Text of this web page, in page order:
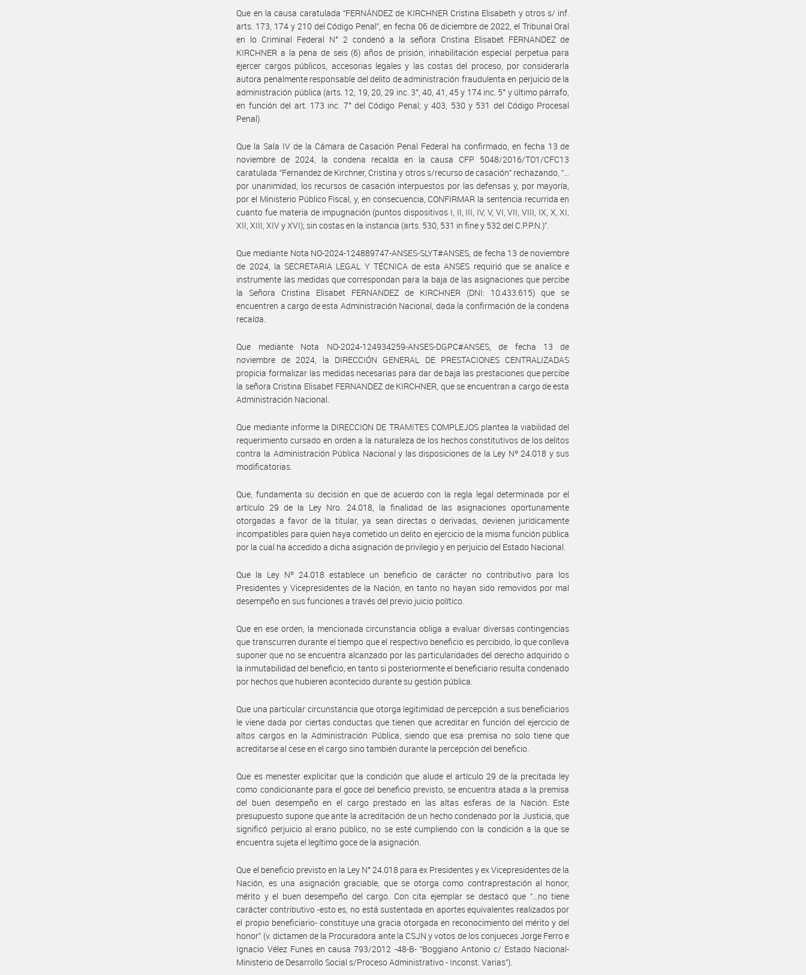
Que en la causa caratulada “FERNÁNDEZ de KIRCHNER Cristina Elisabeth y otros s/ inf.
arts. 173, 174 y 210 del Código Penal”, en fecha 06 de diciembre de 2022, el Tribunal Oral
en lo Criminal Federal N° 2 condenó a la señora Cristina Elisabet FERNANDEZ de
KIRCHNER a la pena de seis (6) años de prisión, inhabilitación especial perpetua para
ejercer cargos públicos, accesorias legales y las costas del proceso, por considerarla
autora penalmente responsable del delito de administración fraudulenta en perjuicio de la
administración pública (arts. 12, 19, 20, 29 inc. 3°, 40, 41, 45 y 174 inc. 5° y último párrafo,
en función del art. 173 inc. 7° del Código Penal; y 403, 530 y 531 del Código Procesal
Penal).
Que la Sala IV de la Cámara de Casación Penal Federal ha confirmado, en fecha 13 de
noviembre de 2024, la condena recaída en la causa CFP 5048/2016/TO1/CFC13
caratulada “Fernandez de Kirchner, Cristina y otros s/recurso de casación” rechazando, “…
por unanimidad, los recursos de casación interpuestos por las defensas y, por mayoría,
por el Ministerio Público Fiscal, y, en consecuencia, CONFIRMAR la sentencia recurrida en
cuanto fue materia de impugnación (puntos dispositivos I, II, III, IV, V, VI, VII, VIII, IX, X, XI,
XII, XIII, XIV y XVI); sin costas en la instancia (arts. 530, 531 in fine y 532 del C.P.P.N.)”.
Que mediante Nota NO-2024-124889747-ANSES-SLYT#ANSES, de fecha 13 de noviembre
de 2024, la SECRETARIA LEGAL Y TÉCNICA de esta ANSES requirió que se analice e
instrumente las medidas que correspondan para la baja de las asignaciones que percibe
la Señora Cristina Elisabet FERNANDEZ de KIRCHNER (DNI: 10.433.615) que se
encuentren a cargo de esta Administración Nacional, dada la confirmación de la condena
recaída.
Que mediante Nota NO-2024-124934259-ANSES-DGPC#ANSES, de fecha 13 de
noviembre de 2024, la DIRECCIÓN GENERAL DE PRESTACIONES CENTRALIZADAS
propicia formalizar las medidas necesarias para dar de baja las prestaciones que percibe
la señora Cristina Elisabet FERNANDEZ de KIRCHNER, que se encuentran a cargo de esta
Administración Nacional.
Que mediante informe la DIRECCION DE TRAMITES COMPLEJOS plantea la viabilidad del
requerimiento cursado en orden a la naturaleza de los hechos constitutivos de los delitos
contra la Administración Pública Nacional y las disposiciones de la Ley Nº 24.018 y sus
modificatorias.
Que, fundamenta su decisión en que de acuerdo con la regla legal determinada por el
artículo 29 de la Ley Nro. 24.018, la finalidad de las asignaciones oportunamente
otorgadas a favor de la titular, ya sean directas o derivadas, devienen jurídicamente
incompatibles para quien haya cometido un delito en ejercicio de la misma función pública
por la cual ha accedido a dicha asignación de privilegio y en perjuicio del Estado Nacional.
Que la Ley Nº 24.018 establece un beneficio de carácter no contributivo para los
Presidentes y Vicepresidentes de la Nación, en tanto no hayan sido removidos por mal
desempeño en sus funciones a través del previo juicio político.
Que en ese orden, la mencionada circunstancia obliga a evaluar diversas contingencias
que transcurren durante el tiempo que el respectivo beneficio es percibido, lo que conlleva
suponer que no se encuentra alcanzado por las particularidades del derecho adquirido o
la inmutabilidad del beneficio, en tanto si posteriormente el beneficiario resulta condenado
por hechos que hubieren acontecido durante su gestión pública.
Que una particular circunstancia que otorga legitimidad de percepción a sus beneficiarios
le viene dada por ciertas conductas que tienen que acreditar en función del ejercicio de
altos cargos en la Administración Pública, siendo que esa premisa no solo tiene que
acreditarse al cese en el cargo sino también durante la percepción del beneficio.
Que es menester explicitar que la condición que alude el artículo 29 de la precitada ley
como condicionante para el goce del beneficio previsto, se encuentra atada a la premisa
del buen desempeño en el cargo prestado en las altas esferas de la Nación. Este
presupuesto supone que ante la acreditación de un hecho condenado por la Justicia, que
significó perjuicio al erario público, no se esté cumpliendo con la condición a la que se
encuentra sujeta el legítimo goce de la asignación.
Que el beneficio previsto en la Ley N° 24.018 para ex Presidentes y ex Vicepresidentes de la
Nación, es una asignación graciable, que se otorga como contraprestación al honor,
mérito y el buen desempeño del cargo. Con cita ejemplar se destacó que “…no tiene
carácter contributivo -esto es, no está sustentada en aportes equivalentes realizados por
el propio beneficiario- constituye una gracia otorgada en reconocimiento del mérito y del
honor” (v. dictamen de la Procuradora ante la CSJN y votos de los conjueces Jorge Ferro e
Ignacio Vélez Funes en causa 793/2012 -48-B- “Boggiano Antonio c/ Estado Nacional-
Ministerio de Desarrollo Social s/Proceso Administrativo - Inconst. Varias”).